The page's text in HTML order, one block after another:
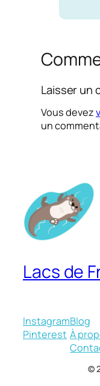
Laisser un
Vous devez
un
Lacs de
Instagram
Pinterest
Blog
À
©